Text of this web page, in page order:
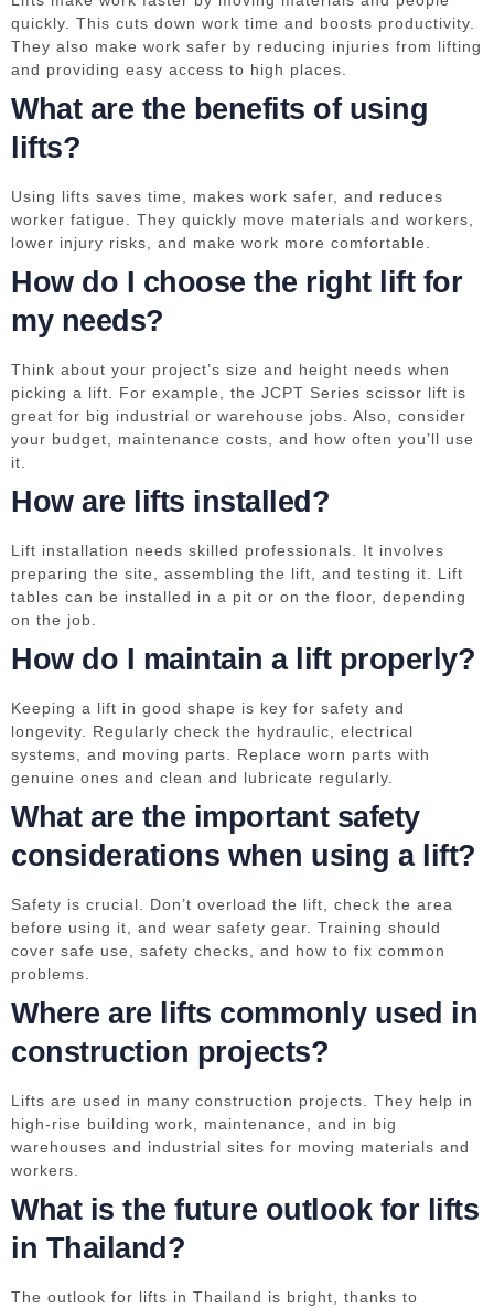
quickly. This cuts down work time and boosts productivity.
They also make work safer by reducing injuries from lifting
and providing easy access to high places.
What are the benefits of using
lifts?
Using lifts saves time, makes work safer, and reduces
worker fatigue. They quickly move materials and workers,
lower injury risks, and make work more comfortable.
How do I choose the right lift for
my needs?
Think about your project’s size and height needs when
picking a lift. For example, the JCPT Series scissor lift is
great for big industrial or warehouse jobs. Also, consider
your budget, maintenance costs, and how often you’ll use
it.
How are lifts installed?
Lift installation needs skilled professionals. It involves
preparing the site, assembling the lift, and testing it. Lift
tables can be installed in a pit or on the floor, depending
on the job.
How do I maintain a lift properly?
Keeping a lift in good shape is key for safety and
longevity. Regularly check the hydraulic, electrical
systems, and moving parts. Replace worn parts with
genuine ones and clean and lubricate regularly.
What are the important safety
considerations when using a lift?
Safety is crucial. Don’t overload the lift, check the area
before using it, and wear safety gear. Training should
cover safe use, safety checks, and how to fix common
problems.
Where are lifts commonly used in
construction projects?
Lifts are used in many construction projects. They help in
high-rise building work, maintenance, and in big
warehouses and industrial sites for moving materials and
workers.
What is the future outlook for lifts
in Thailand?
The outlook for lifts in Thailand is bright, thanks to